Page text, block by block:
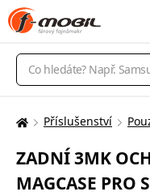
Vyhledávání
Zde
nacházíte:
Příslušenství
ZADNÍ 3MK
MAGCASE PRO